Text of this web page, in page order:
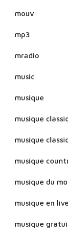
mouv
mp3
mradio
music
musique
musique
musique
musique
musique du
musique en live
musique